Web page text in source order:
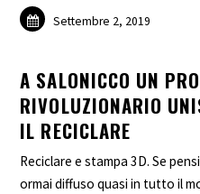
Settembre 2, 2019
A SALONICCO UN
RIVOLUZIONARIO
IL RECICLARE
Reciclare e stampa 3D. Se
ormai diffuso quasi in tutto il